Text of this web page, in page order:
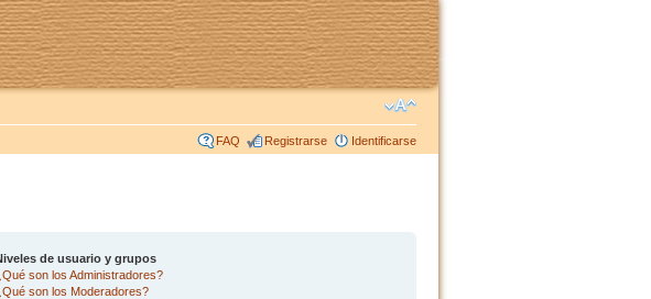
FAQ Registrarse Identificarse
de usuario y grupos
son los Administradores?
son los Moderadores?